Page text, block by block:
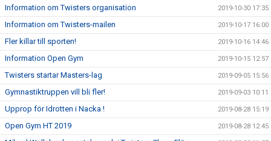
Information om Twisters organisation 2019-10-30 17:35
Information om Twisters-mailen 2019-10-17 16:00
Fler killar till sporten! 2019-10-16 14:46
Information Open Gym 2019-10-15 12:57
Twisters startar Masters-lag 2019-09-05 15:56
Gymnastiktruppen vill bli fler! 2019-09-03 10:11
Upprop för Idrotten i Nacka ! 2019-08-28 15:19
Open Gym HT 2019 2019-08-28 12:45